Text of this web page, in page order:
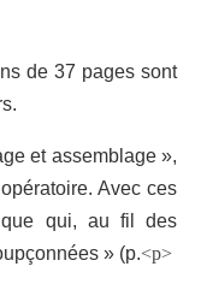
de 37 pages sont
et assemblage »,
Avec ces
qui, au fil des
» (p.<p>